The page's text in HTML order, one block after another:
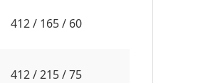
412 / 165 / 60
412 / 215 / 75